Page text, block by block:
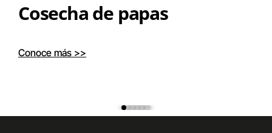
Cosecha de papas
Conoce más >>